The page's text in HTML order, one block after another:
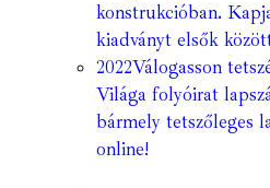
konstrukcióban.
kiadványt elsők
2022Válogasson
Világa folyóirat
bármely tetszőleges
online!